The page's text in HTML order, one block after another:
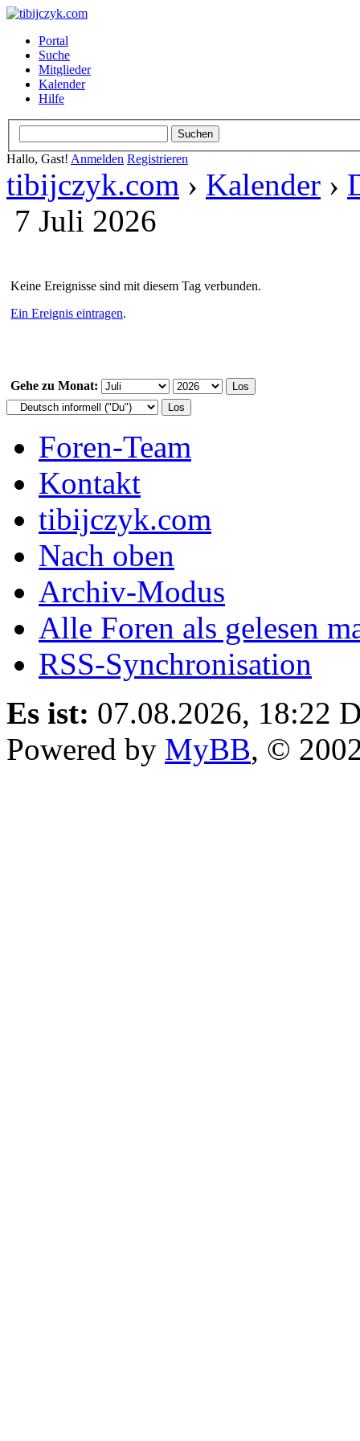
Portal
Suche
Mitglieder
Kalender
Hilfe
Hallo, Gast! Anmelden Registrieren
tibijczyk.com › Kalender ›
7 Juli 2026
Keine Ereignisse sind mit diesem Tag verbunden.
Ein Ereignis eintragen.
Gehe zu Monat:
Foren-Team
Kontakt
tibijczyk.com
Nach oben
Archiv-Modus
Alle Foren als gelesen
RSS-Synchronisation
Es ist: 07.08.2026, 18:22
Powered by MyBB, ©